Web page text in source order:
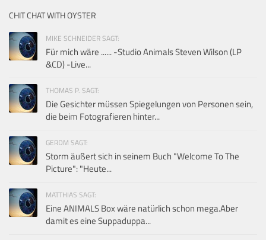
CHIT CHAT WITH OYSTER
MIKE SCHNEIDER SAGT:
Für mich wäre ...... -Studio Animals Steven Wilson (LP
&CD) -Live...
THOMAS P. SAGT:
Die Gesichter müssen Spiegelungen von Personen sein,
die beim Fotografieren hinter...
GERDM SAGT:
Storm äußert sich in seinem Buch "Welcome To The
Picture": "Heute...
MATTHIAS SAGT:
Eine ANIMALS Box wäre natürlich schon mega.Aber
damit es eine Suppaduppa...